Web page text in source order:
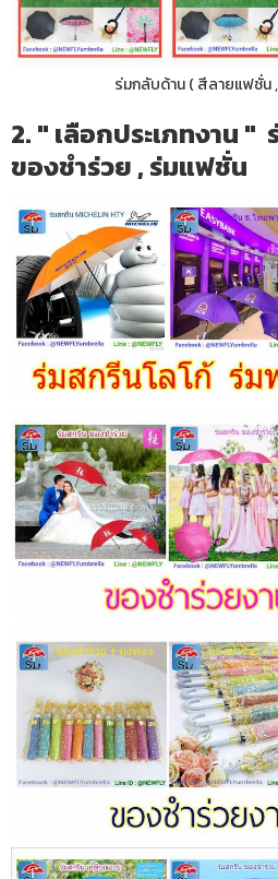
ร่มกลับด้าน ( สีลายแฟชั่น
2. " เลือกประเภทงาน "
ของชำร่วย , ร่มแฟชั่น